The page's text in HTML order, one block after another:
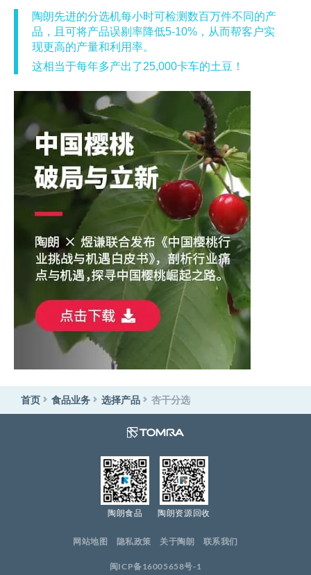
陶朗先进的分选机每小时可检测数百万件不同的产
品，且可将产品误剔率降低5-10%，从而帮客户实
现更高的产量和利用率。
这相当于每年多产出了25,000卡车的土豆！
首页 食品业务 选择产品 杏干分选
陶朗食品 陶朗资源回收
网站地图 隐私政策 关于陶朗 联系我们
闽ICP备16005658号-1